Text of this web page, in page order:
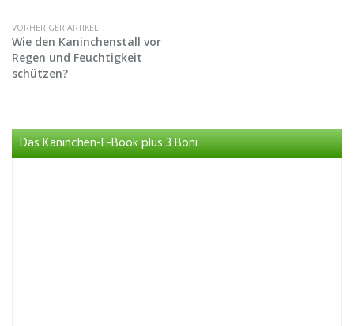
VORHERIGER ARTIKEL
Wie den Kaninchenstall vor
Regen und Feuchtigkeit
schützen?
Das Kaninchen-E-Book plus 3 Boni